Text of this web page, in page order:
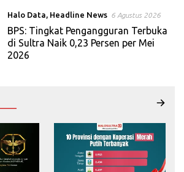
Halo Data, Headline News 6 Agustus 2026
BPS: Tingkat Pengangguran Terbuka
di Sultra Naik 0,23 Persen per Mei
2026